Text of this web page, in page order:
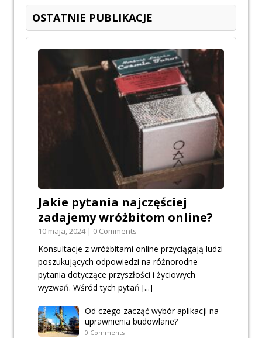
OSTATNIE PUBLIKACJE
Jakie pytania najczęściej
zadajemy wróżbitom online?
10 maja, 2024 | 0 Comments
Konsultacje z wróżbitami online przyciągają ludzi
poszukujących odpowiedzi na różnorodne
pytania dotyczące przyszłości i życiowych
wyzwań. Wśród tych pytań [...]
Od czego zacząć wybór aplikacji na
uprawnienia budowlane?
0 Comments